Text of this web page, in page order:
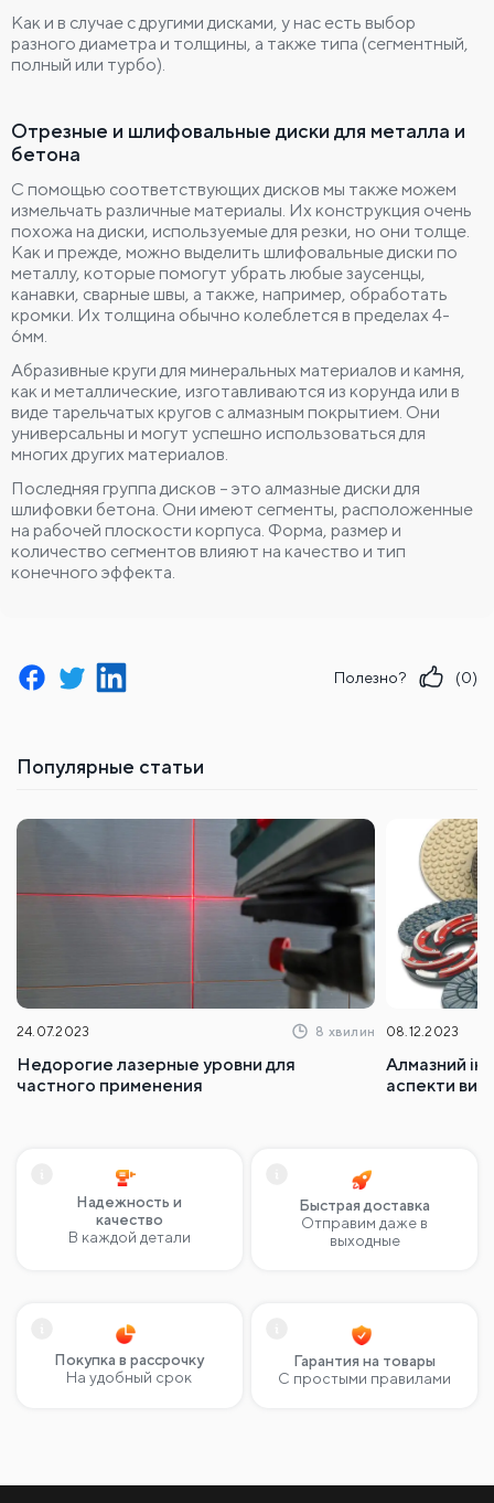
Как и в случае с другими дисками, у нас есть выбор
разного диаметра и толщины, а также типа (сегментный,
полный или турбо).
Отрезные и шлифовальные диски для металла и
бетона
С помощью соответствующих дисков мы также можем
измельчать различные материалы. Их конструкция очень
похожа на диски, используемые для резки, но они толще.
Как и прежде, можно выделить шлифовальные диски по
металлу, которые помогут убрать любые заусенцы,
канавки, сварные швы, а также, например, обработать
кромки. Их толщина обычно колеблется в пределах 4-
6мм.
Абразивные круги для минеральных материалов и камня,
как и металлические, изготавливаются из корунда или в
виде тарельчатых кругов с алмазным покрытием. Они
универсальны и могут успешно использоваться для
многих других материалов.
Последняя группа дисков – это алмазные диски для
шлифовки бетона. Они имеют сегменты, расположенные
на рабочей плоскости корпуса. Форма, размер и
количество сегментов влияют на качество и тип
конечного эффекта.
Полезно? (0)
Популярные статьи
24.07.2023 8 хвилин
Недорогие лазерные уровни для
частного применения
08.12.2023
Алмазний
аспекти
Надежность и
качество
В каждой детали
Быстрая доставка
Отправим даже в
выходные
Покупка в рассрочку
На удобный срок
Гарантия на товары
С простыми правилами